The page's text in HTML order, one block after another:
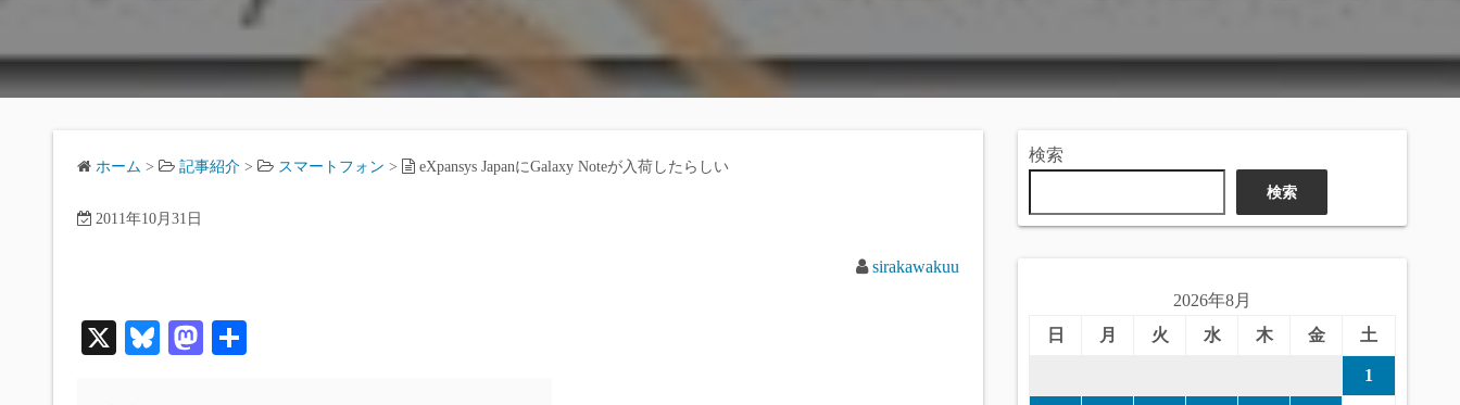
ホーム > 記事紹介 > スマートフォン > eXpansys JapanにGalaxy Noteが入荷したらしい
2011年10月31日
sirakawakuu
X
Bl
M
検索
検索
2026年8月
日
月 火 水 木 金 土
1